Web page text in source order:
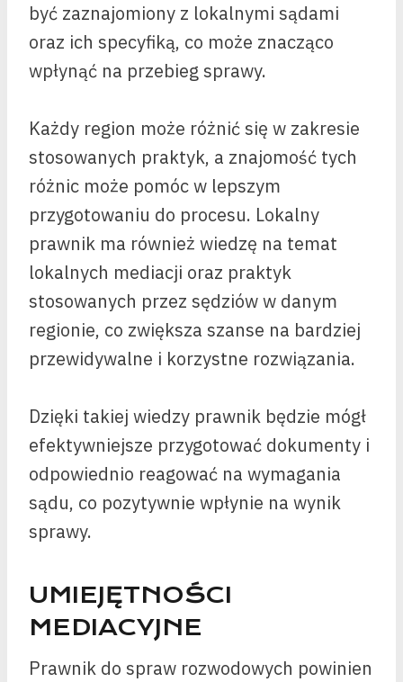
być zaznajomiony z lokalnymi sądami
oraz ich specyfiką, co może znacząco
wpłynąć na przebieg sprawy.
Każdy region może różnić się w zakresie
stosowanych praktyk, a znajomość tych
różnic może pomóc w lepszym
przygotowaniu do procesu. Lokalny
prawnik ma również wiedzę na temat
lokalnych mediacji oraz praktyk
stosowanych przez sędziów w danym
regionie, co zwiększa szanse na bardziej
przewidywalne i korzystne rozwiązania.
Dzięki takiej wiedzy prawnik będzie mógł
efektywniejsze przygotować dokumenty i
odpowiednio reagować na wymagania
sądu, co pozytywnie wpłynie na wynik
sprawy.
UMIEJĘTNOŚCI
MEDIACYJNE
Prawnik do spraw rozwodowych powinien